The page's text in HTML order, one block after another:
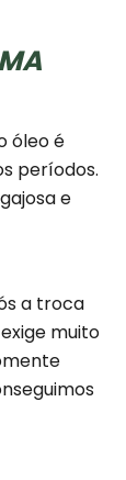
óleo é
períodos.
e
a troca
muito